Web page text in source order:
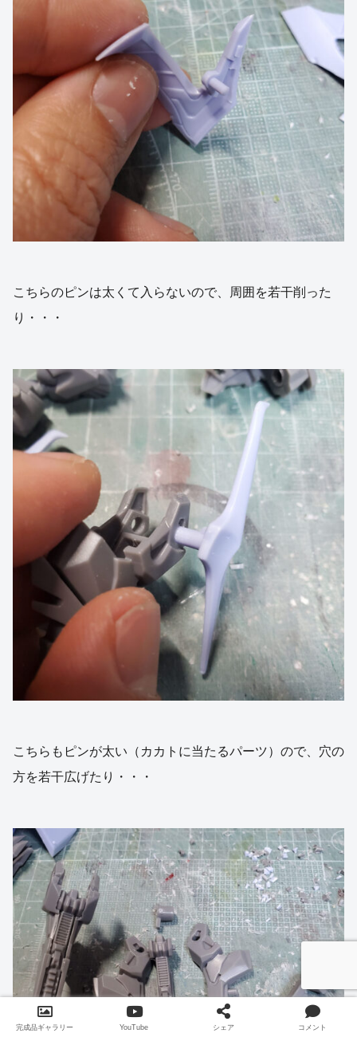
こちらのピンは太くて入らないので、周囲を若干削った
り・・・
こちらもピンが太い（カカトに当たるパーツ）ので、穴の
方を若干広げたり・・・
完成品ギャラリー YouTube シェア コメント